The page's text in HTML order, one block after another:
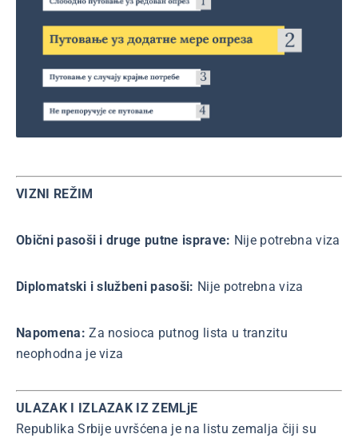
VIZNI REŽIM
Obični pasoši i druge putne isprave: Nije potrebna viza
Diplomatski i službeni pasoši: Nije potrebna viza
Napomena:Za nosioca putnog lista u tranzitu
neophodna je viza
ULAZAK I IZLAZAK IZ ZEMLjE
Republika Srbije uvršćena je na listu zemalja čiji su